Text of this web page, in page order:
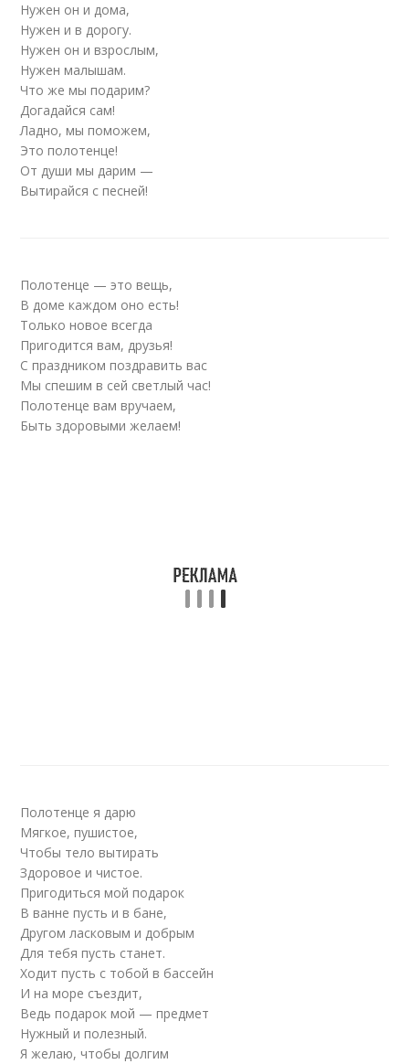
Нужен он и дома,
Нужен и в дорогу.
Нужен он и взрослым,
Нужен малышам.
Что же мы подарим?
Догадайся сам!
Ладно, мы поможем,
Это полотенце!
От души мы дарим —
Вытирайся с песней!
Полотенце — это вещь,
В доме каждом оно есть!
Только новое всегда
Пригодится вам, друзья!
С праздником поздравить вас
Мы спешим в сей светлый час!
Полотенце вам вручаем,
Быть здоровыми желаем!
Полотенце я дарю
Мягкое, пушистое,
Чтобы тело вытирать
Здоровое и чистое.
Пригодиться мой подарок
В ванне пусть и в бане,
Другом ласковым и добрым
Для тебя пусть станет.
Ходит пусть с тобой в бассейн
И на море съездит,
Ведь подарок мой — предмет
Нужный и полезный.
Я желаю, чтобы долгим